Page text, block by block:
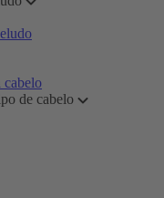
cabelo
de cabelo